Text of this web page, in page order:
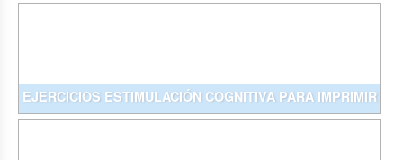
EJERCICIOS ESTIMULACIÓN COGNITIVA PARA IMPRIMIR